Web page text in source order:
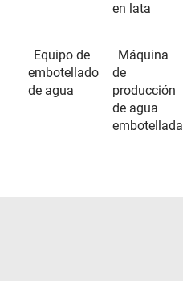
en lata
Equipo de
embotellado
de agua
Máquina
de
producción
de agua
embotellada